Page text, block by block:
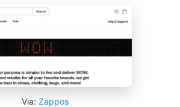
Via: Zappos